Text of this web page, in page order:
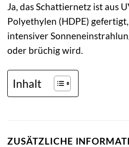
Ja, das Schattiernetz ist aus
Polyethylen (HDPE)
intensiver
oder brüchig wird.
Inhalt
ZUSÄTZLICHE